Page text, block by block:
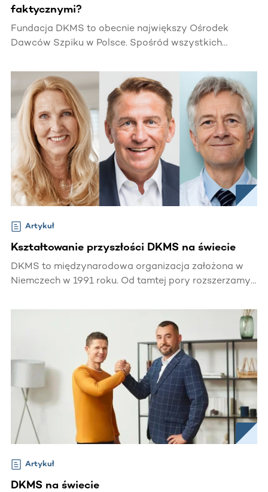
faktycznymi?
Fundacja DKMS to obecnie największy Ośrodek
Dawców Szpiku w Polsce. Spośród wszystkich
tys. zostało Dawcami faktycznymi, czyli podarowało
komuś szansę na życie.
Artykuł
Kształtowanie przyszłości DKMS na świecie
DKMS to międzynarodowa organizacja założona w
Niemczech w 1991 roku. Od tamtej pory rozszerzamy
jaką jest znalezienie zgodnego Dawcy dla każdego
chorego czekającego na swojego „bliźniaka
Artykuł
DKMS na świecie